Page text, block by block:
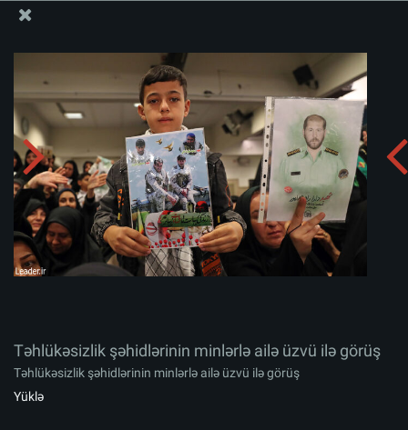
Təhlükəsizlik şəhidlərinin minlərlə ailə üzvü ilə görüş
Albomu yüklə: zip
Təhlükəsizlik şəhidlərinin minlərlə ailə üzvü ilə görüş
Təhlükəsizlik şəhidlərinin minlərlə ailə üzvü ilə görüş
Yüklə